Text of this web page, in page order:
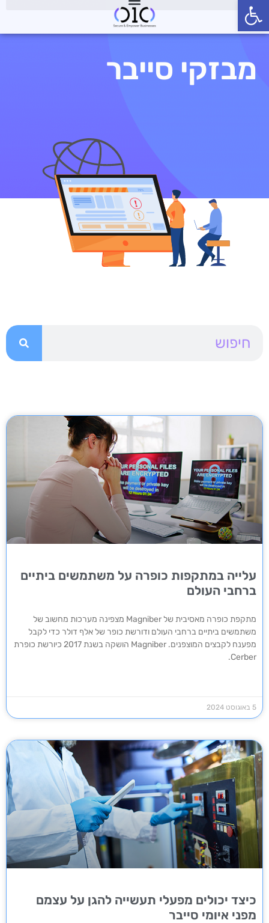
פתח סרגל נגישות
מבזקי סייבר
מבזקי סייבר
עלייה במתקפות כופרה על משתמשים ביתיים
ברחבי העולם
מתקפת כופרה מאסיבית של Magniber מצפינה מערכות מחשוב של
משתמשים ביתיים ברחבי העולם ודורשת כופר של אלף דולר כדי לקבל
מפענח לקבצים המוצפנים. Magniber הושקה בשנת 2017 כיורשת כופרת
Cerber.
5 באוגוסט 2024
כיצד יכולים מפעלי תעשייה להגן על עצמם
מפני איומי סייבר